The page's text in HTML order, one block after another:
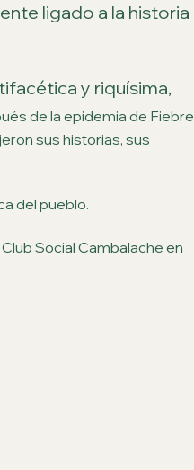
ligado a la historia
y riquísima,
de la epidemia de Fiebre
sus historias, sus
del pueblo.
Social Cambalache en